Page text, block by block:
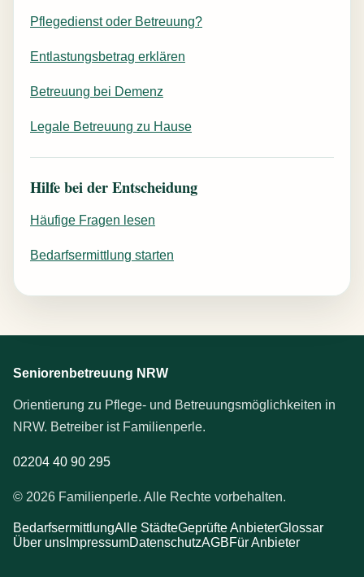
Pflegedienst oder Betreuung?
Entlastungsbetrag erklären
Betreuung bei Demenz
Legale Betreuung zu Hause
Hilfe bei der Entscheidung
Häufige Fragen lesen
Bedarfsermittlung starten
Seniorenbetreuung NRW
Orientierung zu Pflege- und Betreuungsmöglichkeiten in
NRW. Betreiber ist Familienperle.
02204 40 90 295
© 2026 Familienperle. Alle Rechte vorbehalten.
BedarfsermittlungAlle StädteGeprüfte AnbieterGlossar
Über uns ImpressumDatenschutzAGBFür Anbieter